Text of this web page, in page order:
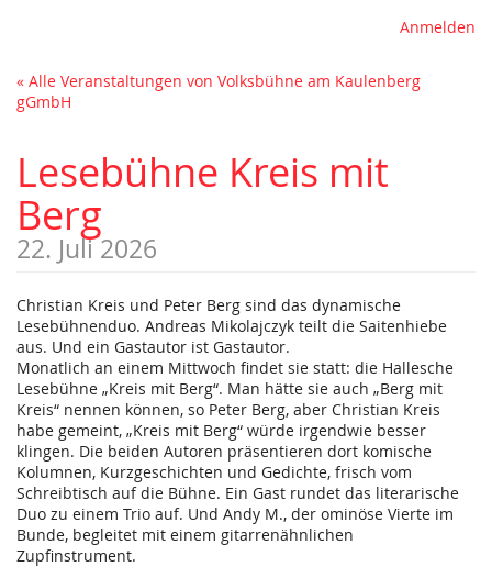
Anmelden
« Alle Veranstaltungen von Volksbühne am Kaulenberg
gGmbH
Lesebühne Kreis mit
Berg
22. Juli 2026
Christian Kreis und Peter Berg sind das dynamische
Lesebühnenduo. Andreas Mikolajczyk teilt die Saitenhiebe
aus. Und ein Gastautor ist Gastautor.
Monatlich an einem Mittwoch findet sie statt: die Hallesche
Lesebühne „Kreis mit Berg“. Man hätte sie auch „Berg mit
Kreis“ nennen können, so Peter Berg, aber Christian Kreis
habe gemeint, „Kreis mit Berg“ würde irgendwie besser
klingen. Die beiden Autoren präsentieren dort komische
Kolumnen, Kurzgeschichten und Gedichte, frisch vom
Schreibtisch auf die Bühne. Ein Gast rundet das literarische
Duo zu einem Trio auf. Und Andy M., der ominöse Vierte im
Bunde, begleitet mit einem gitarrenähnlichen
Zupfinstrument.